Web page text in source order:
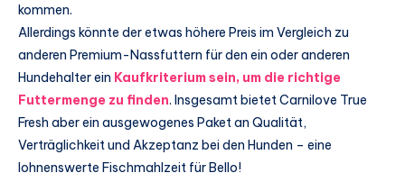
kommen.
Allerdings könnte der etwas höhere Preis im Vergleich zu
anderen Premium-Nassfuttern für den ein oder anderen
Hundehalter ein Kaufkriterium sein, um die richtige
Futtermenge zu finden. Insgesamt bietet Carnilove True
Fresh aber ein ausgewogenes Paket an Qualität,
Verträglichkeit und Akzeptanz bei den Hunden – eine
lohnenswerte Fischmahlzeit für Bello!